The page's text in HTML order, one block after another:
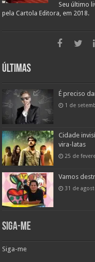
Seu último
pela Cartola Editora, em 2018.
Últimas
É preciso
1 de
Cidade
vira-latas
25 de
Vamos
31 de
Siga-me
Siga-me